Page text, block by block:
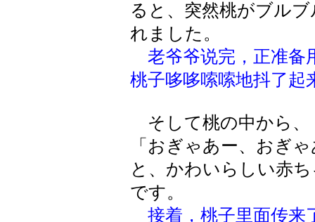
ると、突然桃がブル
れました。
老爷爷说完，正准备
桃子哆哆嗦嗦地抖了起
そして桃の中から、
「おぎゃあー、おぎ
と、かわいらしい赤
です。
接着，桃子里面传